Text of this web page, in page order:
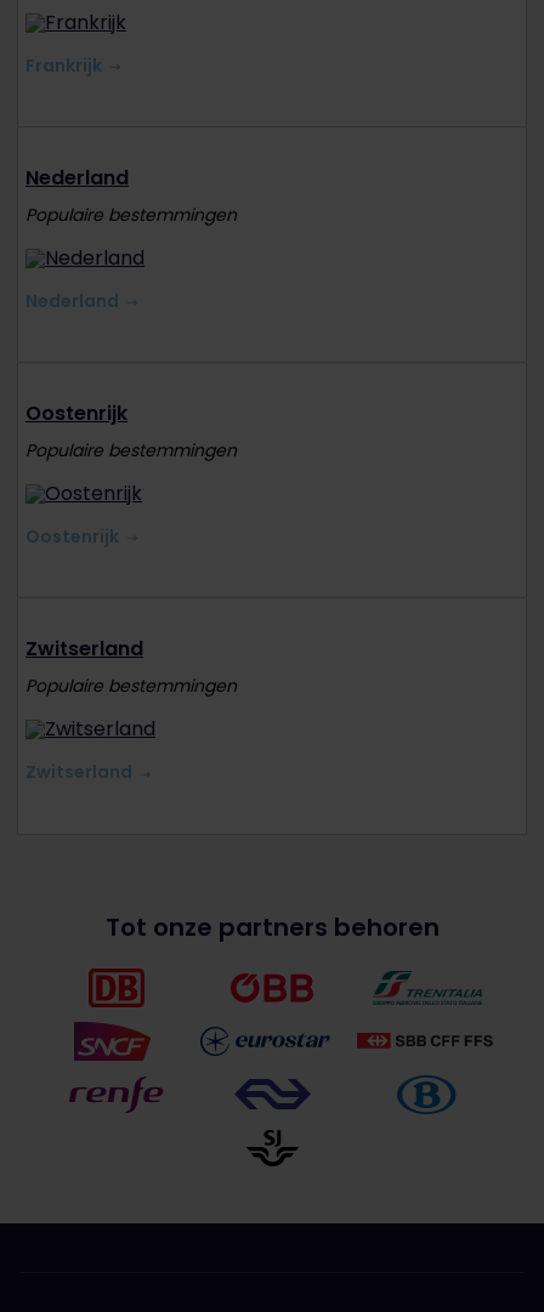
Frankrijk
Nederland
Populaire bestemmingen
Nederland
Oostenrijk
Populaire bestemmingen
Oostenrijk
Zwitserland
Populaire bestemmingen
Zwitserland
Tot onze partners behoren